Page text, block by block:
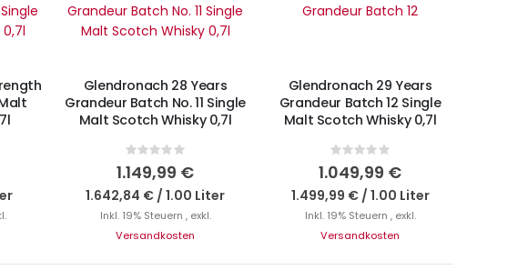
IN DEN WARENKORB
Glendronach 28 Years
Grandeur Batch No. 11 Single
Malt Scotch Whisky 0,7l
Rating:
0%
1.149,99 €
1.642,84 € / 1.00 Liter
Inkl. 19% Steuern , exkl.
Versandkosten
Nicht auf Lager
Glendronach 29 Years
Grandeur Batch 12 Single
Malt Scotch Whisky 0,7l
Rating:
0%
1.049,99 €
1.499,99 €/ 1.00 Liter
Inkl. 19% Steuern , exkl.
Versandkosten